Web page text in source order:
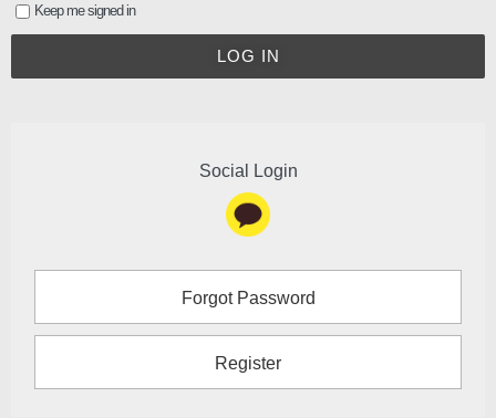
Keep me signed in
LOG IN
Social Login
Forgot Password
Register